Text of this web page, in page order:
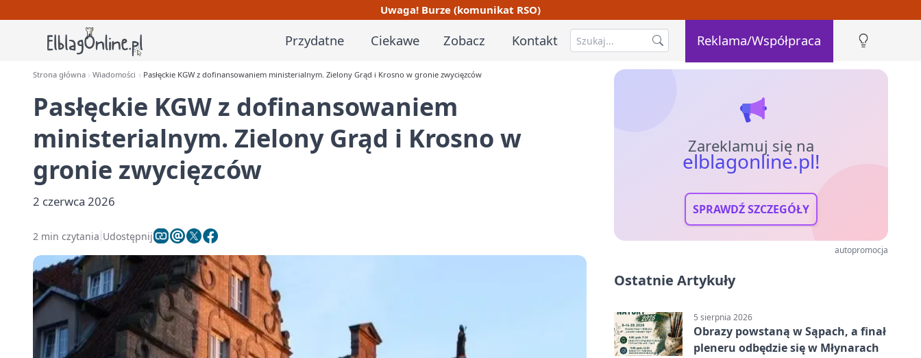
Uwaga! Burze (komunikat RSO)
Przydatne Ciekawe Zobacz Kontakt Reklama/Współpraca
Strona główna Wiadomości Pasłęckie KGW z dofinansowaniem ministerialnym. Zielony Grąd i Krosno w gronie zwycięzców
Pasłęckie KGW z dofinansowaniem
ministerialnym. Zielony Grąd i Krosno w
gronie zwycięzców
2 czerwca 2026
2 min czytania Udostępnij
Zareklamuj się na
elblagonline.pl!
SPRAWDŹ SZCZEGÓŁY
autopromocja
Ostatnie Artykuły
5 sierpnia 2026
Obrazy powstaną w Sąpach, a finał
pleneru odbędzie się w Młynarach